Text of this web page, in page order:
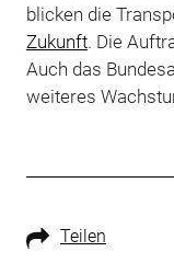
blicken die
Zukunft. Die
Auch das
weiteres
Teilen